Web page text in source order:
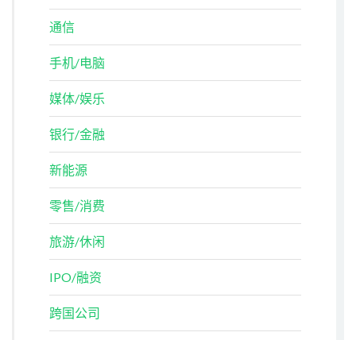
通信
手机/电脑
媒体/娱乐
银行/金融
新能源
零售/消费
旅游/休闲
IPO/融资
跨国公司